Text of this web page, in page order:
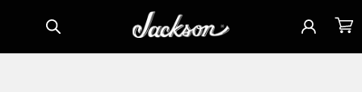
direttamente
ai contenuti
Accedi